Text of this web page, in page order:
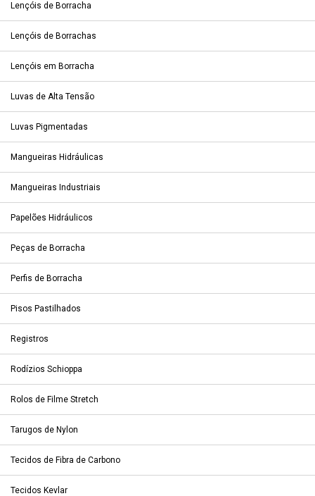
Lençóis de Borracha
Lençóis de Borrachas
Lençóis em Borracha
Luvas de Alta Tensão
Luvas Pigmentadas
Mangueiras Hidráulicas
Mangueiras Industriais
Papelões Hidráulicos
Peças de Borracha
Perfis de Borracha
Pisos Pastilhados
Registros
Rodízios Schioppa
Rolos de Filme Stretch
Tarugos de Nylon
Tecidos de Fibra de Carbono
Tecidos Kevlar